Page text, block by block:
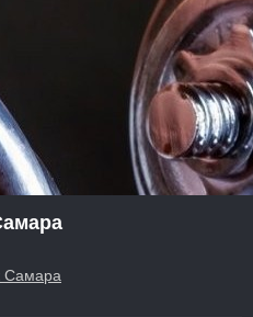
Самара